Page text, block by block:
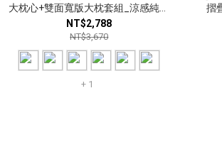
大枕心+雙面寬版大枕套組_涼感純棉
款｜多款可選
NT$2,788
NT$3,670
+ 1
摺